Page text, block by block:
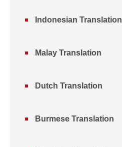
Indonesian Translation
Malay Translation
Dutch Translation
Burmese Translation